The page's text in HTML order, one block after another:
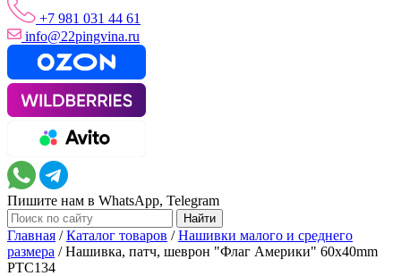
+7 981 031 44 61
info@22pingvina.ru
Пишите нам в WhatsApp, Telegram
Главная /Каталог товаров /Нашивки малого и среднего
размера /Нашивка, патч, шеврон "Флаг Америки" 60x40mm
PTC134